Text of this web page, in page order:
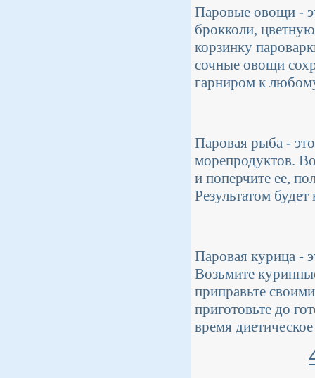
Паровые овощи -
брокколи,
корзинку
сочные овощи
гарниром к
Паровая рыба -
морепродуктов.
и поперчите ее,
Результатом
Паровая курица -
Возьмите
приправьте
приготовьте до
время